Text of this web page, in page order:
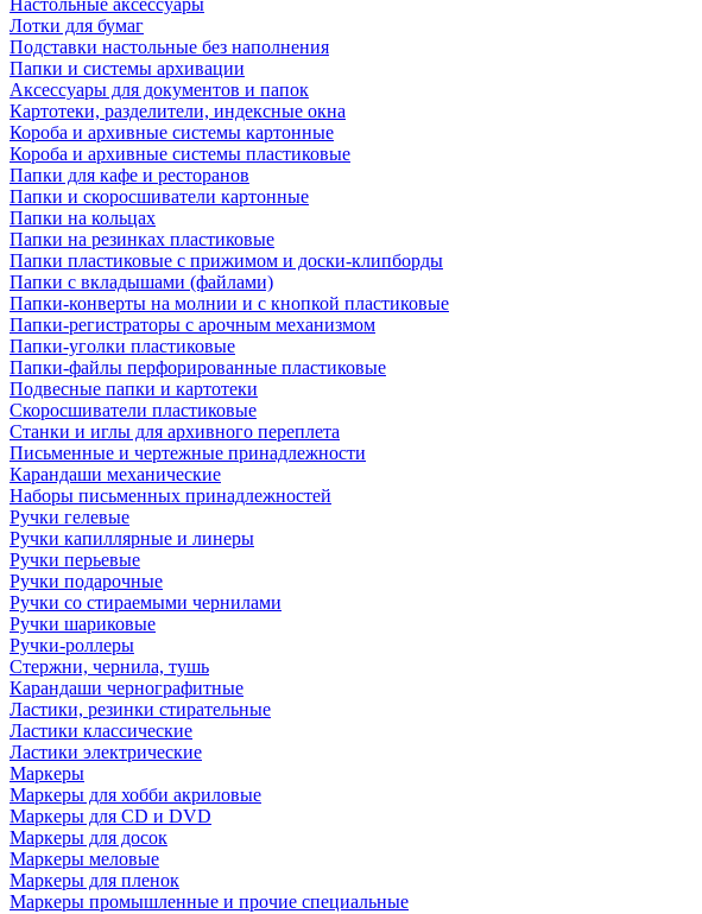
Настольные аксессуары
Лотки для бумаг
Подставки настольные без наполнения
Папки и системы архивации
Аксессуары для документов и папок
Картотеки, разделители, индексные окна
Короба и архивные системы картонные
Короба и архивные системы пластиковые
Папки для кафе и ресторанов
Папки и скоросшиватели картонные
Папки на кольцах
Папки на резинках пластиковые
Папки пластиковые с прижимом и доски-клипборды
Папки с вкладышами (файлами)
Папки-конверты на молнии и с кнопкой пластиковые
Папки-регистраторы с арочным механизмом
Папки-уголки пластиковые
Папки-файлы перфорированные пластиковые
Подвесные папки и картотеки
Скоросшиватели пластиковые
Станки и иглы для архивного переплета
Письменные и чертежные принадлежности
Карандаши механические
Наборы письменных принадлежностей
Ручки гелевые
Ручки капиллярные и линеры
Ручки перьевые
Ручки подарочные
Ручки со стираемыми чернилами
Ручки шариковые
Ручки-роллеры
Стержни, чернила, тушь
Карандаши чернографитные
Ластики, резинки стирательные
Ластики классические
Ластики электрические
Маркеры
Маркеры для хобби акриловые
Маркеры для CD и DVD
Маркеры для досок
Маркеры меловые
Маркеры для пленок
Маркеры промышленные и прочие специальные